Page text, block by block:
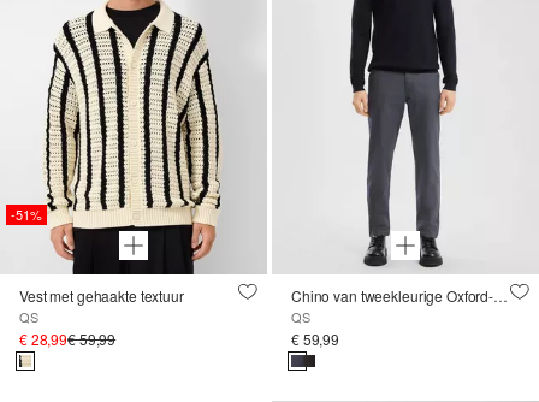
-51%
Vest met gehaakte textuur
QS
€ 28,99€ 59,99
Chino van tweekleurige Oxford-stof
QS
€ 59,99